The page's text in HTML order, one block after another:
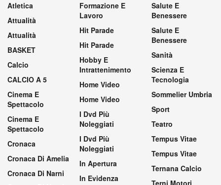
Atletica
Attualità
Attualità
BASKET
Calcio
CALCIO A 5
Cinema E
Spettacolo
Cinema E
Spettacolo
Cronaca
Cronaca Di Amelia
Cronaca Di Narni
Formazione E
Lavoro
Hit Parade
Hit Parade
Hobby E
Intrattenimento
Home Video
Home Video
I Dvd Più
Noleggiati
I Dvd Più
Noleggiati
In Apertura
In Evidenza
Salute E
Benessere
Salute E
Benessere
Sanità
Scienza E
Tecnologia
Sommelier Umbria
Sport
Teatro
Tempus Vitae
Tempus Vitae
Ternana Calcio